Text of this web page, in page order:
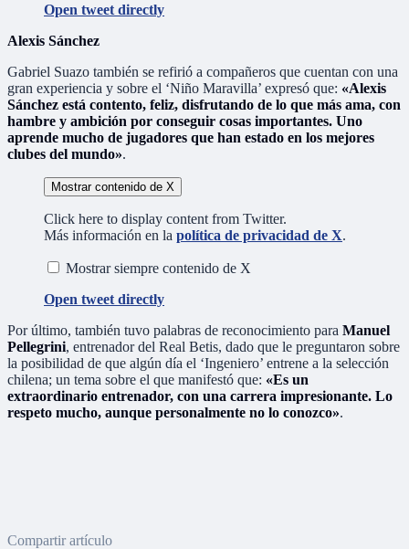
Open tweet directly
Alexis Sánchez
Gabriel Suazo también se refirió a compañeros que cuentan con una
gran experiencia y sobre el ‘Niño Maravilla’ expresó que: «Alexis
Sánchez está contento, feliz, disfrutando de lo que más ama, con
hambre y ambición por conseguir cosas importantes. Uno
aprende mucho de jugadores que han estado en los mejores
clubes del mundo».
Mostrar contenido de X
Click here to display content from Twitter.
Más información en la política de privacidad de X.
Mostrar siempre contenido de X
Open tweet directly
Por último, también tuvo palabras de reconocimiento para Manuel
Pellegrini, entrenador del Real Betis, dado que le preguntaron sobre
la posibilidad de que algún día el ‘Ingeniero’ entrene a la selección
chilena; un tema sobre el que manifestó que: «Es un
extraordinario entrenador, con una carrera impresionante. Lo
respeto mucho, aunque personalmente no lo conozco».
Compartir artículo